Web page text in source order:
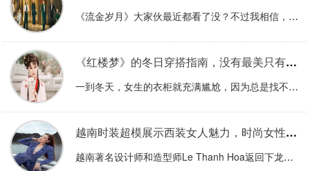
《流金岁月》大家伙最近都看了没？不过我相信，就算各位没有正儿八经地跟着追剧，相信也都在各大...
《红楼梦》的冬日穿搭指南，没有最美只有更美，拿
一到冬天，女生的衣柜就充满尴尬，因为总是找不到衣服穿，哪怕找到了衣服，要么嫌弃过于臃肿，要...
越南时装超模展示西装女人魅力，时尚女性旅游穿衣
越南著名设计师和造型师Le Thanh Hoa返回下龙湾，与“杜安（Tu Anh）缪斯女士...